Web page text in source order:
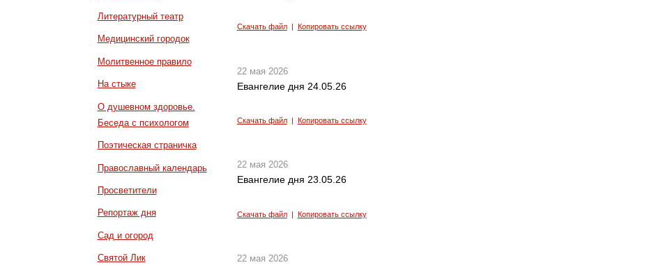
Литературный театр
Медицинский городок
Молитвенное правило
На стыке
О душевном здоровье.
Беседа с психологом
Поэтическая страничка
Православный календарь
Просветители
Репортаж дня
Сад и огород
Святой Лик
Скачать файл| Копировать ссылку
22 мая 2026
Евангелие дня 24.05.26
Скачать файл| Копировать ссылку
22 мая 2026
Евангелие дня 23.05.26
Скачать файл| Копировать ссылку
22 мая 2026